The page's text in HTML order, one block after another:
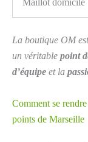
Maillot domicile
La boutique OM
un véritable point
d’équipe et la
Comment se
points de Marseille